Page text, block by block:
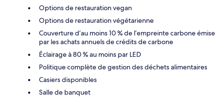
Options de restauration vegan
Options de restauration végétarienne
Couverture d’au moins 10 % de l’empreinte carbone émise
par les achats annuels de crédits de carbone
Éclairage à 80 % au moins par LED
Politique complète de gestion des déchets alimentaires
Casiers disponibles
Salle de banquet